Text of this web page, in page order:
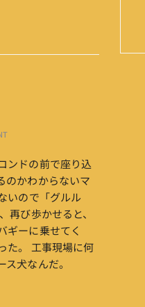
ンドの前で座り込
のかわからないマ
いので「グルル
び歩かせると、
ギーに乗せてく
た。 工事現場に何
犬なんだ。